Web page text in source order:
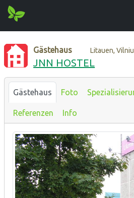
Gästehaus Litauen,
JNN HOSTEL
Gästehaus Foto
Referenzen Info